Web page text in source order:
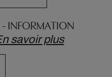
INFORMATION
savoir plus